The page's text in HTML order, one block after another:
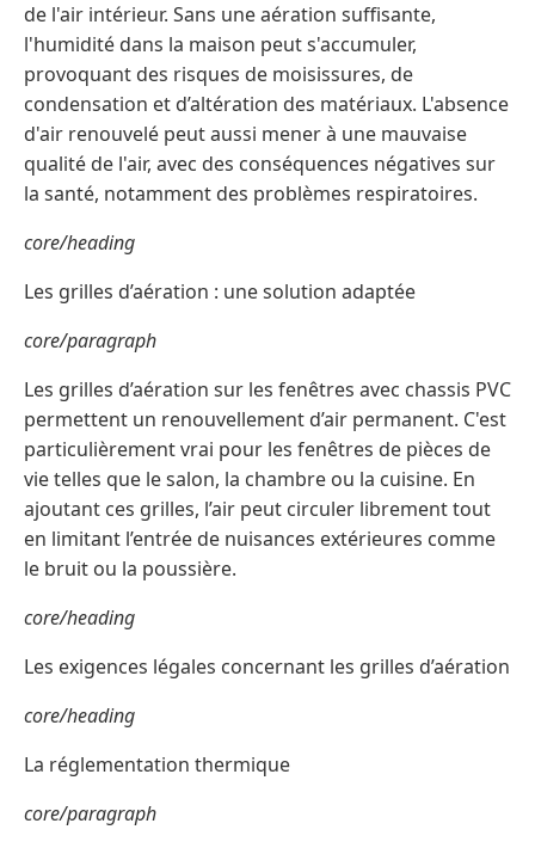
de l'air intérieur. Sans une aération suffisante,
l'humidité dans la maison peut s'accumuler,
provoquant des risques de moisissures, de
condensation et d’altération des matériaux. L'absence
d'air renouvelé peut aussi mener à une mauvaise
qualité de l'air, avec des conséquences négatives sur
la santé, notamment des problèmes respiratoires.
core/heading
Les grilles d’aération : une solution adaptée
core/paragraph
Les grilles d’aération sur les fenêtres avec chassis PVC
permettent un renouvellement d’air permanent. C'est
particulièrement vrai pour les fenêtres de pièces de
vie telles que le salon, la chambre ou la cuisine. En
ajoutant ces grilles, l’air peut circuler librement tout
en limitant l’entrée de nuisances extérieures comme
le bruit ou la poussière.
core/heading
Les exigences légales concernant les grilles d’aération
core/heading
La réglementation thermique
core/paragraph